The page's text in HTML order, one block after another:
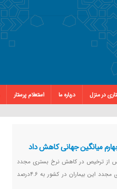
در منزل درباره ما استعلام پرستار
میانگین جهانی کاهش داد
پس از ترخیص در کاهش نرخ بستری مجدد
بیماران دیابتی خبر داد و گفت: مداخلات پرستاری موجب شده است نرخ بستری مجدد این بیماران در کشور به ۴.۶درصد